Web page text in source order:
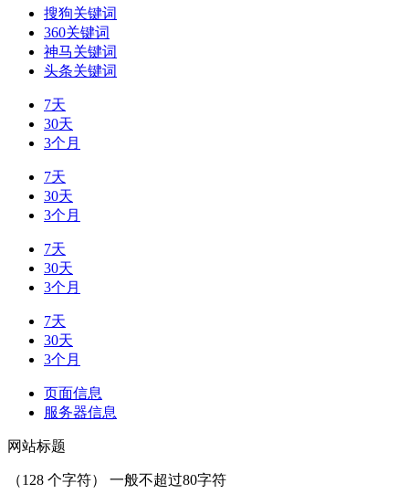
搜狗关键词
360关键词
神马关键词
头条关键词
7天
30天
3个月
7天
30天
3个月
7天
30天
3个月
7天
30天
3个月
页面信息
服务器信息
网站标题
（128 个字符） 一般不超过80字符